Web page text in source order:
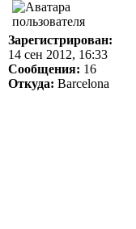
Зарегистрирован:
14 сен 2012, 16:33
Сообщения: 16
Откуда: Barcelona